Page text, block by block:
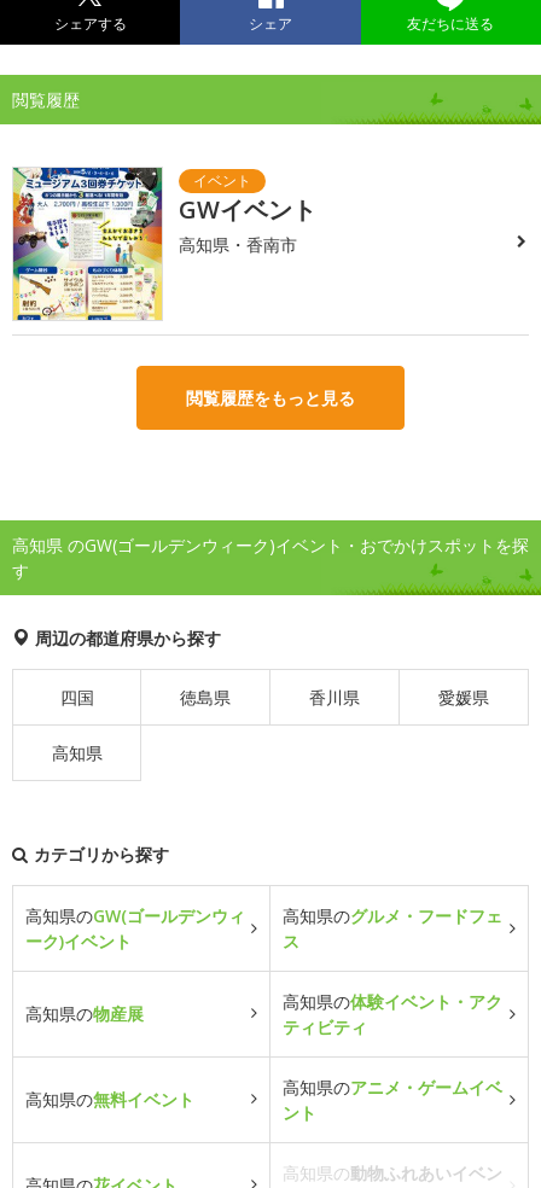
シェアする シェア 友だちに送る
閲覧履歴
GWイベント
高知県・香南市
閲覧履歴をもっと見る
高知県 のGW(ゴールデンウィーク)イベント・おでかけスポットを探
す
周辺の都道府県から探す
四国 徳島県 香川県 愛媛県
高知県
カテゴリから探す
高知県のGW(ゴールデンウィ
ーク)イベント
高知県のグルメ・フードフェ
ス
高知県の物産展
高知県の体験イベント・アク
ティビティ
高知県の無料イベント
高知県のアニメ・ゲームイベ
ント
高知県の動物ふれあいイベン